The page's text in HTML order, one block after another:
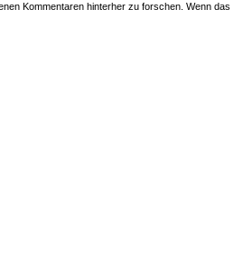
Kommentaren hinterher zu forschen. Wenn das